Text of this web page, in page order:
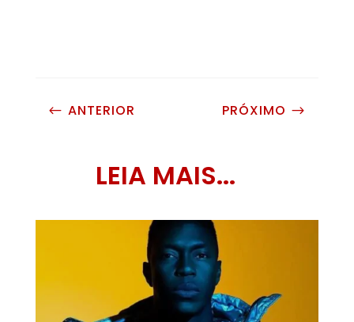
# ANTERIOR PRÓXIMO $
LEIA MAIS...